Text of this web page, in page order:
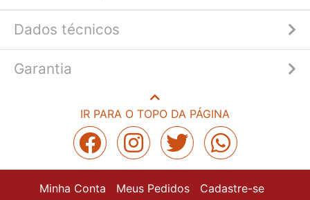
Dados técnicos
Garantia
IR PARA O TOPO DA PÁGINA
Minha Conta Meus Pedidos Cadastre-se